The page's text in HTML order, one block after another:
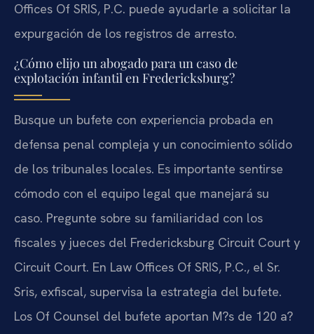
Offices Of SRIS, P.C. puede ayudarle a solicitar la
expurgación de los registros de arresto.
¿Cómo elijo un abogado para un caso de
explotación infantil en Fredericksburg?
Busque un bufete con experiencia probada en
defensa penal compleja y un conocimiento sólido
de los tribunales locales. Es importante sentirse
cómodo con el equipo legal que manejará su
caso. Pregunte sobre su familiaridad con los
fiscales y jueces del Fredericksburg Circuit Court y
Circuit Court. En Law Offices Of SRIS, P.C., el Sr.
Sris, exfiscal, supervisa la estrategia del bufete.
Los Of Counsel del bufete aportan M?s de 120 a?